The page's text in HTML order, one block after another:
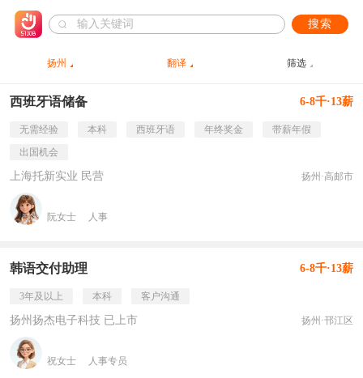
搜索
扬州 翻译 筛选
西班牙语储备 6-8千·13薪
无需经验 本科 西班牙语 年终奖金
带薪年假
出国机会
上海托新实业 民营 扬州·高邮市
阮女士 人事
韩语交付助理 6-8千·13薪
3年及以上 本科 客户沟通
扬州扬杰电子科技 已上市 扬州·邗江区
祝女士 人事专员